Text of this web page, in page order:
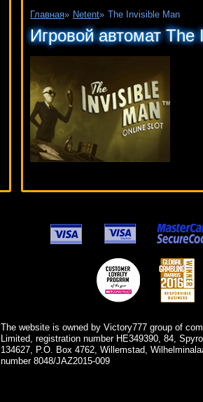
Главная» Netent» The Invisible Man
Игровой автомат The
The website is owned by Victory777 group of
Limited, registration number HE349390, 84,
134627, P.O. Box 4762, Willemstad,
number 8048/JAZ2015-009